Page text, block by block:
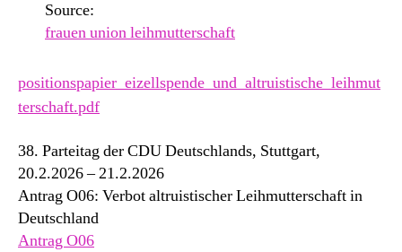
Source:
frauen union leihmutterschaft
positionspapier_eizellspende_und_altruistische_leihmut
terschaft.pdf
38. Parteitag der CDU Deutschlands, Stuttgart,
20.2.2026 – 21.2.2026
Antrag O06: Verbot altruistischer Leihmutterschaft in
Deutschland
Antrag O06